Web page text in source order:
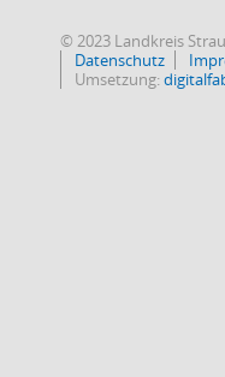
© 2023 Landkreis
Datenschutz
Umsetzung: